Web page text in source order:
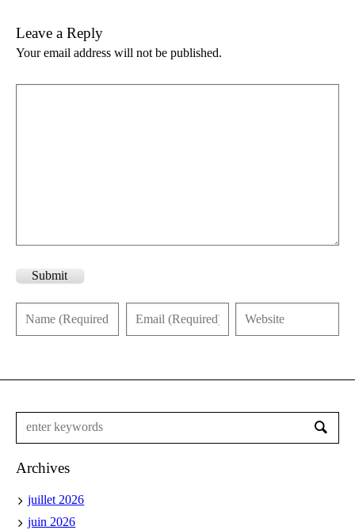
Leave a Reply
Your email address will not be published.
Submit
Archives
juillet 2026
juin 2026